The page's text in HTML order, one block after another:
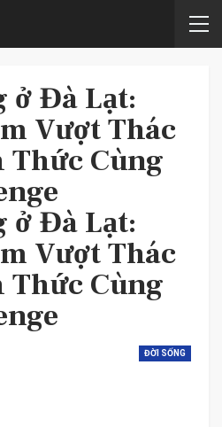
ở Đà Lạt:
Vượt Thác
Thức Cùng
ở Đà Lạt:
Vượt Thác
Thức Cùng
ĐỜI SỐNG